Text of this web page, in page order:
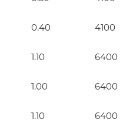
0.40 4100
1.10 6400
1.00 6400
1.10 6400